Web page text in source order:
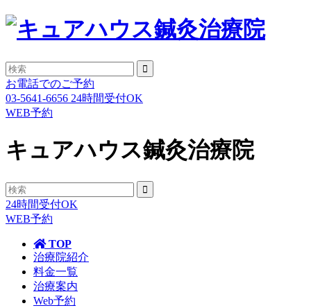
お電話でのご予約
03-5641-6656 24時間受付OK
WEB予約
キュアハウス鍼灸治療院
24時間受付OK
WEB予約
TOP
治療院紹介
料金一覧
治療案内
Web予約